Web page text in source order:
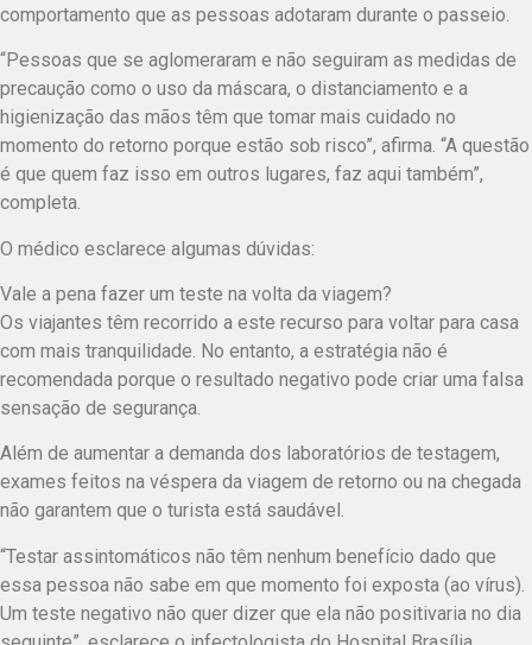
comportamento que as pessoas adotaram durante o passeio.
“Pessoas que se aglomeraram e não seguiram as medidas de
precaução como o uso da máscara, o distanciamento e a
higienização das mãos têm que tomar mais cuidado no
momento do retorno porque estão sob risco”, afirma. “A questão
é que quem faz isso em outros lugares, faz aqui também”,
completa.
O médico esclarece algumas dúvidas:
Vale a pena fazer um teste na volta da viagem?
Os viajantes têm recorrido a este recurso para voltar para casa
com mais tranquilidade. No entanto, a estratégia não é
recomendada porque o resultado negativo pode criar uma falsa
sensação de segurança.
Além de aumentar a demanda dos laboratórios de testagem,
exames feitos na véspera da viagem de retorno ou na chegada
não garantem que o turista está saudável.
“Testar assintomáticos não têm nenhum benefício dado que
essa pessoa não sabe em que momento foi exposta (ao vírus).
Um teste negativo não quer dizer que ela não positivaria no dia